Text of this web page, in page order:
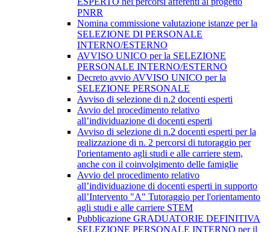
PNRR
Nomina commissione valutazione istanze per la
SELEZIONE DI PERSONALE
INTERNO/ESTERNO
AVVISO UNICO per la SELEZIONE
PERSONALE INTERNO/ESTERNO
Decreto avvio AVVISO UNICO per la
SELEZIONE PERSONALE
Avviso di selezione di n.2 docenti esperti
Avvio del procedimento relativo
all’individuazione di docenti esperti
Avviso di selezione di n.2 docenti esperti per la
realizzazione di n. 2 percorsi di tutoraggio per
l'orientamento agli studi e alle carriere stem,
anche con il coinvolgimento delle famiglie
Avvio del procedimento relativo
all’individuazione di docenti esperti in supporto
all’Intervento "A" Tutoraggio per l'orientamento
agli studi e alle carriere STEM
Pubblicazione GRADUATORIE DEFINITIVA
SELEZIONE PERSONALE INTERNO per il